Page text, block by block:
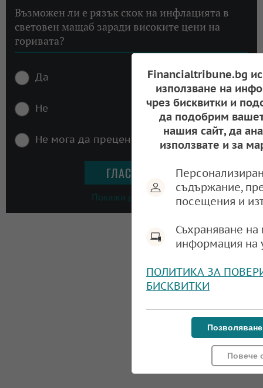
Възможен ли е рязък скок на инфлацията в
световен мащаб заради високите цени на
горивата?
Да
Не
Не мога да преценя
Покажи резултати
Financialtribune.bg
използване на
чрез бисквитки и
да подобрим
нашия сайт, да
използвате и за
съдържание,
посещения и
Съхраняване
информация на
ПОЛИТИКА ЗА
БИСКВИТКИ
Повече